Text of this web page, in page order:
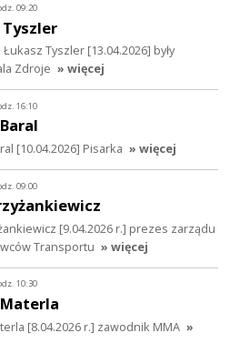
09:20
Tyszler [13.04.2026] były
Zdroje » więcej
16:10
[10.04.2026] Pisarka » więcej
09:00
[9.04.2026 r.] prezes zarządu
Transportu » więcej
10:30
[8.04.2026 r.] zawodnik MMA »